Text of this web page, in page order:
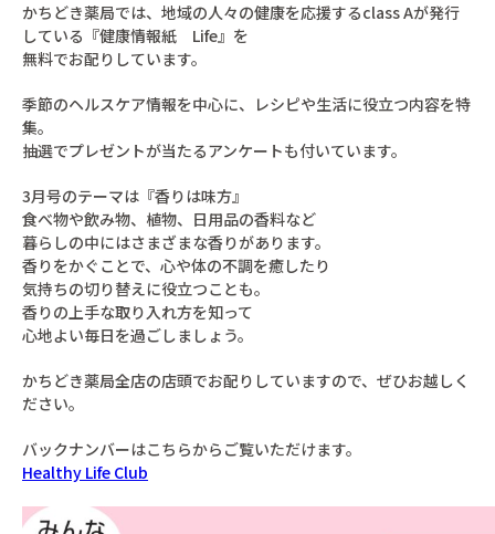
かちどき薬局では、地域の人々の健康を応援するclass Aが発行
している『健康情報紙 Life』を
無料でお配りしています。
季節のヘルスケア情報を中心に、レシピや生活に役立つ内容を特
集。
抽選でプレゼントが当たるアンケートも付いています。
3月号のテーマは『香りは味方』
食べ物や飲み物、植物、日用品の香料など
暮らしの中にはさまざまな香りがあります。
香りをかぐことで、心や体の不調を癒したり
気持ちの切り替えに役立つことも。
香りの上手な取り入れ方を知って
心地よい毎日を過ごしましょう。
かちどき薬局全店の店頭でお配りしていますので、ぜひお越しく
ださい。
バックナンバーはこちらからご覧いただけます。
Healthy Life Club